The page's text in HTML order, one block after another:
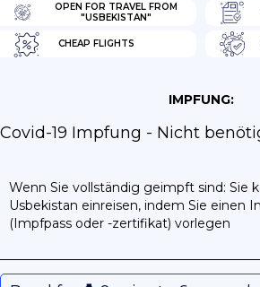
OPEN FOR TRAVEL FROM
"USBEKISTAN"
CHEAP FLIGHTS
IMPFUNG:
Covid-19 Impfung - Nicht
Wenn Sie vollständig geimpft sind: Sie
Usbekistan einreisen, indem Sie einen
(Impfpass oder -zertifikat) vorlegen